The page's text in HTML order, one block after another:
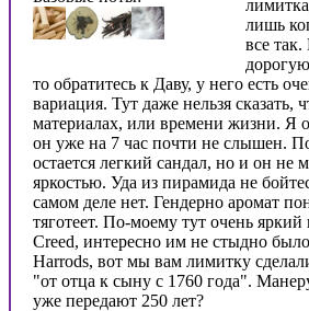
лишь
все так.
то обратитесь к Даву, у него есть
вариация. Тут даже нельзя сказать,
материалах, или времени жизни. Я
он уже на 7 час почти не слышен.
остается легкий сандал, но и он не
яркостью. Уда из пирамида не
самом деле нет. Гендерно аромат
тяготеет. По-моему тут очень
Creed, интересно им не стыдно
Harrods, вот мы вам лимитку
"от отца к сыну с 1760 года".
уже передают 250 лет?